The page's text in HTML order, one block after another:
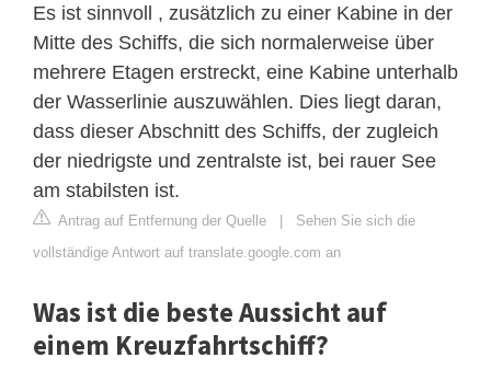
Es ist sinnvoll , zusätzlich zu einer Kabine in der
Mitte des Schiffs, die sich normalerweise über
mehrere Etagen erstreckt, eine Kabine unterhalb
der Wasserlinie auszuwählen. Dies liegt daran,
dass dieser Abschnitt des Schiffs, der zugleich
der niedrigste und zentralste ist, bei rauer See
am stabilsten ist.
Antrag auf Entfernung der Quelle | Sehen Sie sich die
vollständige Antwort auf translate.google.com an
Was ist die beste Aussicht auf
einem Kreuzfahrtschiff?